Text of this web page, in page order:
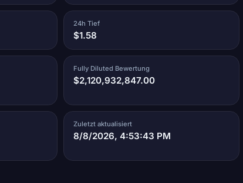
24h Tief
$1.58
Fully Diluted Bewertung
$2,120,932,847.00
Zuletzt aktualisiert
8/8/2026, 4:53:43 PM